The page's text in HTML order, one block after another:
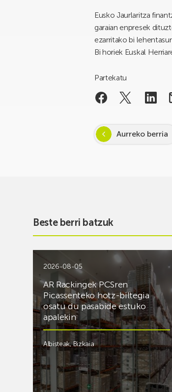
Eusko Jaurlaritza
garaian enpresek
ezarritako bi
Bi horiek Euskal
Partekatu
Aurreko berria
Beste berri batzuk
2026-08-05
AR Rackingek PCSren
Picassenteko hotz-biltegia
osatu du pasabide estuko
apalekin
Albisteak,Bizkaia